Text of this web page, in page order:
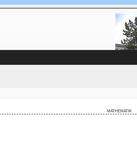
mathematik